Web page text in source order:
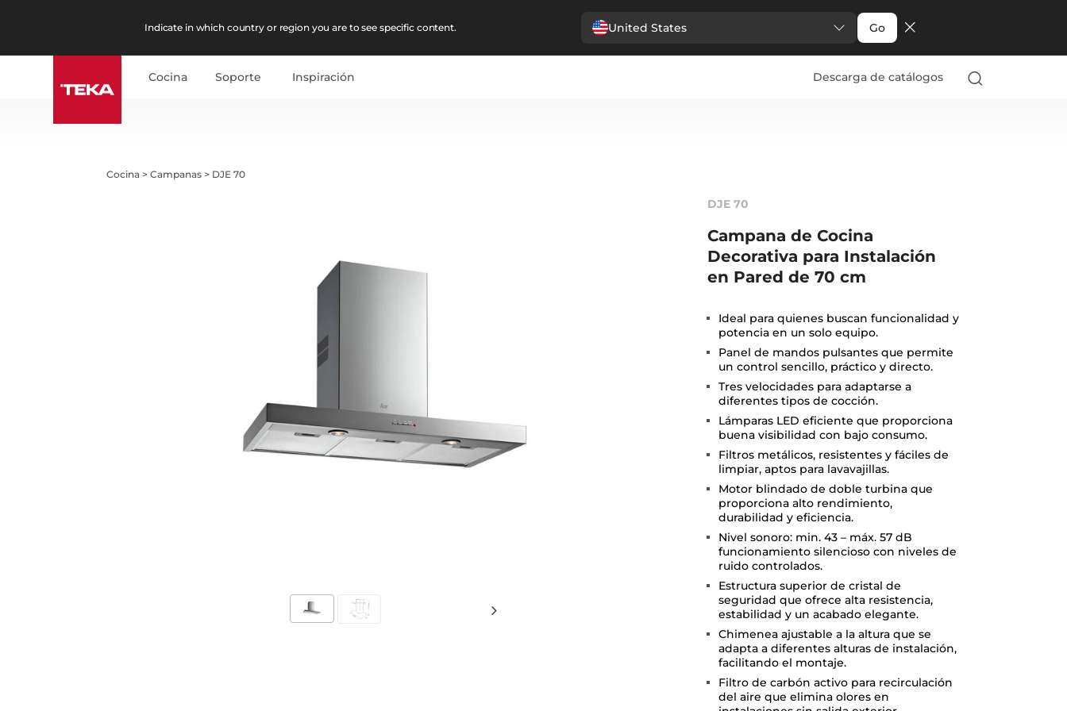
Indicate in which country or region you are to see specific content. United States Go
Cocina Soporte Inspiración Descarga de catálogos
Cocina >Campanas > DJE 70
DJE 70
Campana de Cocina
Decorativa para Instalación
en Pared de 70 cm
Ideal para quienes buscan funcionalidad y
potencia en un solo equipo.
Panel de mandos pulsantes que permite
un control sencillo, práctico y directo.
Tres velocidades para adaptarse a
diferentes tipos de cocción.
Lámparas LED eficiente que proporciona
buena visibilidad con bajo consumo.
Filtros metálicos, resistentes y fáciles de
limpiar, aptos para lavavajillas.
Motor blindado de doble turbina que
proporciona alto rendimiento,
durabilidad y eficiencia.
Nivel sonoro: min. 43 – máx. 57 dB
funcionamiento silencioso con niveles de
ruido controlados.
Estructura superior de cristal de
seguridad que ofrece alta resistencia,
estabilidad y un acabado elegante.
Chimenea ajustable a la altura que se
adapta a diferentes alturas de instalación,
facilitando el montaje.
Filtro de carbón activo para recirculación
del aire que elimina olores en